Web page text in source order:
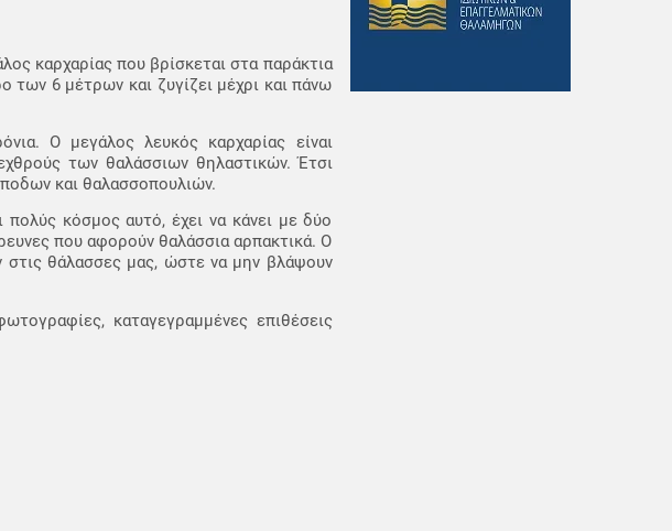
καρχαρίας που βρίσκεται στα παράκτια
των 6 μέτρων και ζυγίζει μέχρι και πάνω
Ο μεγάλος λευκός καρχαρίας είναι
των θαλάσσιων θηλαστικών. Έτσι
και θαλασσοπουλιών.
κόσμος αυτό, έχει να κάνει με δύο
που αφορούν θαλάσσια αρπακτικά. Ο
στις θάλασσες μας, ώστε να μην βλάψουν
καταγεγραμμένες επιθέσεις